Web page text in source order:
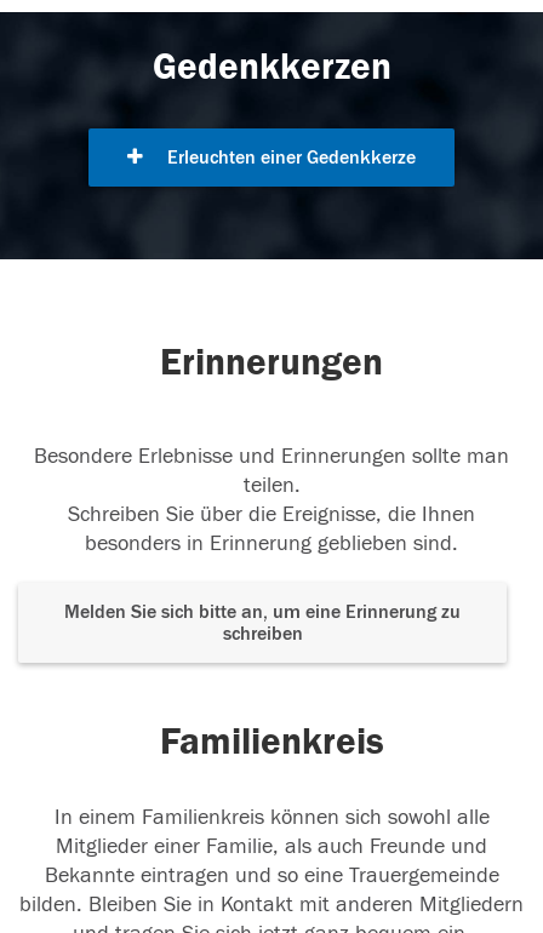
Gedenkkerzen
Erleuchten einer Gedenkkerze
Erinnerungen
Besondere Erlebnisse und Erinnerungen sollte man
teilen.
Schreiben Sie über die Ereignisse, die Ihnen
besonders in Erinnerung geblieben sind.
Melden Sie sich bitte an, um eine Erinnerung zu
schreiben
Familienkreis
In einem Familienkreis können sich sowohl alle
Mitglieder einer Familie, als auch Freunde und
Bekannte eintragen und so eine Trauergemeinde
bilden. Bleiben Sie in Kontakt mit anderen Mitgliedern